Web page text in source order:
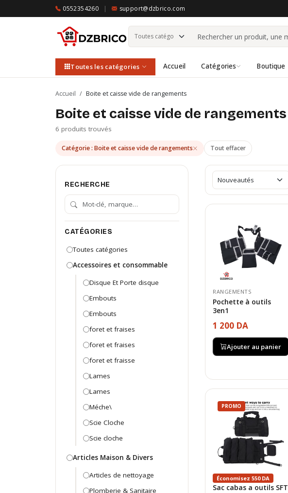
0552354260 | support@dzbrico.com
Toutes les catégories Accueil Catégories Boutique
Accueil / Boite et caisse vide de rangements
Boite et caisse vide de rangements
6 produits trouvés
Catégorie : Boite et caisse vide de rangements Tout effacer
RECHERCHE
CATÉGORIES
Toutes catégories
Accessoires et consommable
Disque Et Porte disque
Embouts
Embouts
foret et fraises
foret et fraises
foret et fraisse
Lames
Lames
Méche\
Scie Cloche
Scie cloche
Articles Maison & Divers
Articles de nettoyage
Plomberie & Sanitaire
RANGEMENTS
Pochette à outils
3en1
1 200 DA
Ajouter au panier
PROMO
Économisez 550 DA
Sac cabas a outils SFT